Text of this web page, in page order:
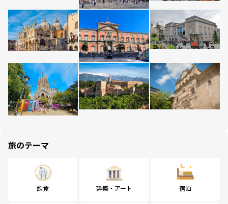
旅のテーマ
飲食 建築・アート 宿泊